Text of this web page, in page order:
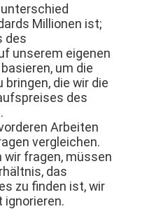
Millionen ist;
des
unserem eigenen
um die
die wir die
des
Arbeiten
vergleichen.
fragen, müssen
das
zu finden ist, wir
ignorieren.